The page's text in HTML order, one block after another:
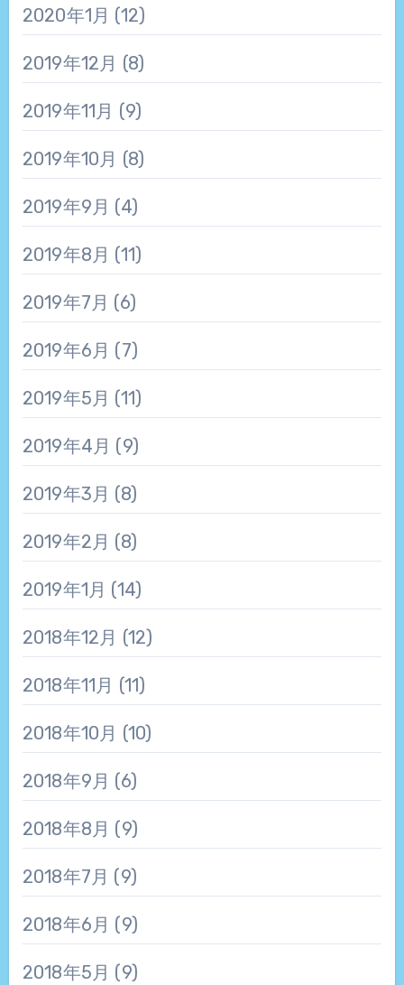
2020年1月 (12)
2019年12月 (8)
2019年11月 (9)
2019年10月 (8)
2019年9月 (4)
2019年8月 (11)
2019年7月 (6)
2019年6月 (7)
2019年5月 (11)
2019年4月 (9)
2019年3月 (8)
2019年2月 (8)
2019年1月 (14)
2018年12月 (12)
2018年11月 (11)
2018年10月 (10)
2018年9月 (6)
2018年8月 (9)
2018年7月 (9)
2018年6月 (9)
2018年5月 (9)